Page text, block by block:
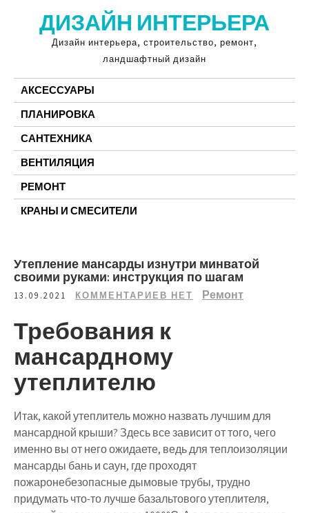
содержимому
ДИЗАЙН ИНТЕРЬЕРА
Дизайн интерьера, строительство, ремонт,
ландшафтный дизайн
АКСЕССУАРЫ
ПЛАНИРОВКА
САНТЕХНИКА
ВЕНТИЛЯЦИЯ
РЕМОНТ
КРАНЫ И СМЕСИТЕЛИ
Утепление мансарды изнутри минватой
своими руками: инструкция по шагам
13.09.2021 КОММЕНТАРИЕВ НЕТ Ремонт
Требования к
мансардному
утеплителю
Итак, какой утеплитель можно назвать лучшим для
мансардной крыши? Здесь все зависит от того, чего
именно вы от него ожидаете, ведь для теплоизоляции
мансарды бань и саун, где проходят
пожаронебезопасные дымовые трубы, трудно
придумать что-то лучше базальтового утеплителя,